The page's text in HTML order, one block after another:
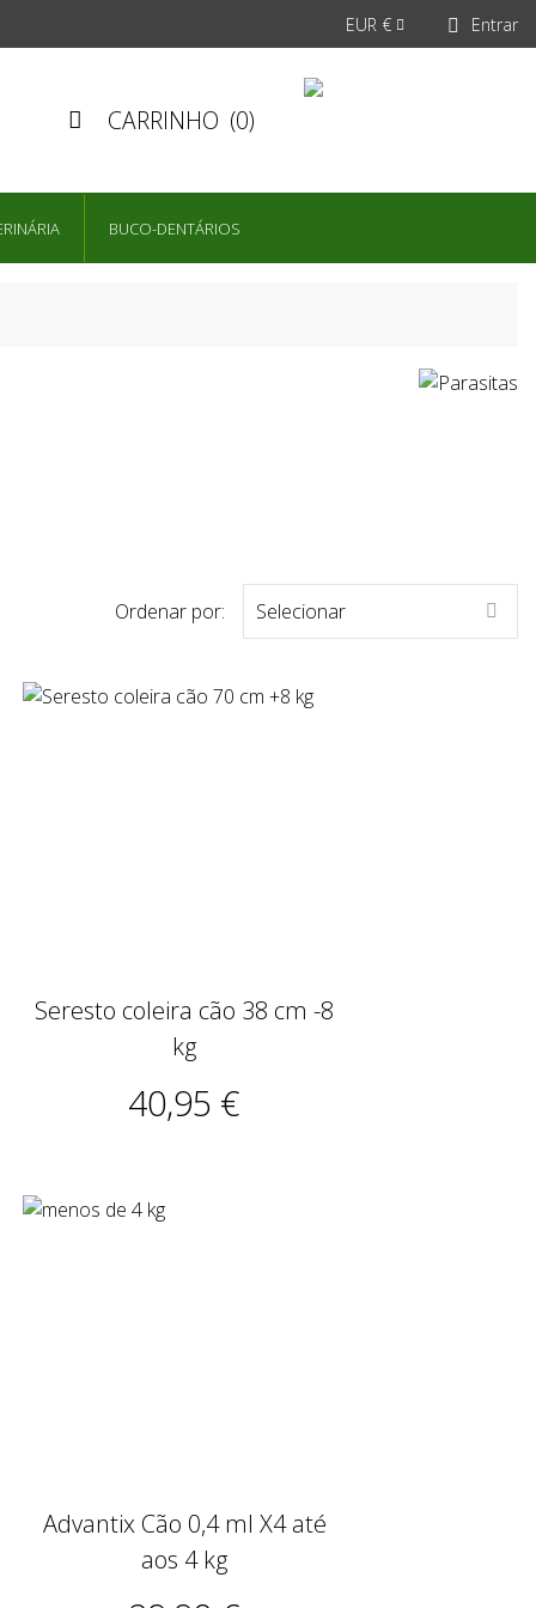
EUR €   Entrar
 CARRINHO (0)
BUCO-DENTÁRIOS
Ordenar por: Selecionar 
Seresto coleira cão 38 cm -8
kg
40,95 €
Advantix Cão 0,4 ml X4 até
aos 4 kg